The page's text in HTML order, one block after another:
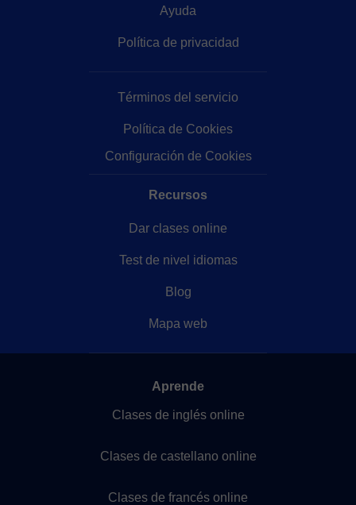
Ayuda
Política de privacidad
Términos del servicio
Política de Cookies
Configuración de Cookies
Recursos
Dar clases online
Test de nivel idiomas
Blog
Mapa web
Aprende
Clases de inglés online
Clases de castellano online
Clases de francés online